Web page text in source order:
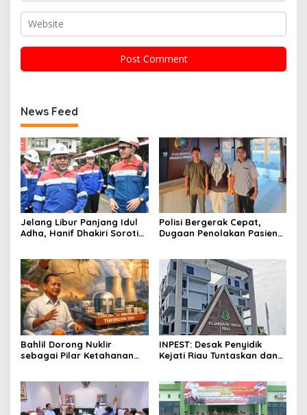
News Feed
Jelang Libur Panjang Idul
Adha, Hanif Dhakiri Soroti
Polisi Bergerak Cepat,
Dugaan Penolakan Pasien
Bahlil Dorong Nuklir
sebagai Pilar Ketahanan
INPEST: Desak Penyidik
Kejati Riau Tuntaskan dan